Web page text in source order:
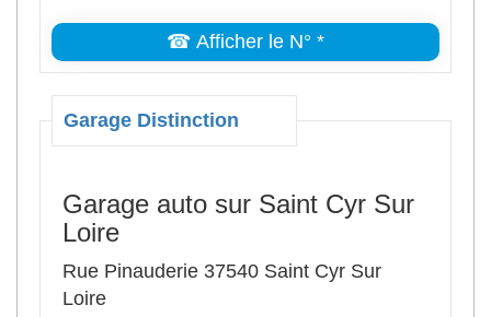
☎ Afficher le N° *
Garage Distinction
Garage auto sur Saint Cyr Sur
Loire
Rue Pinauderie 37540 Saint Cyr Sur
Loire